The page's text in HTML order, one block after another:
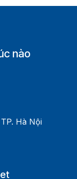
nào
Hà Nội